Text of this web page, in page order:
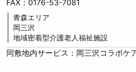
FAX：0176-53-7081
青森エリア
岡三沢
地域密着型介護老人福祉施設
同敷地内サービス：岡三沢コラボケ